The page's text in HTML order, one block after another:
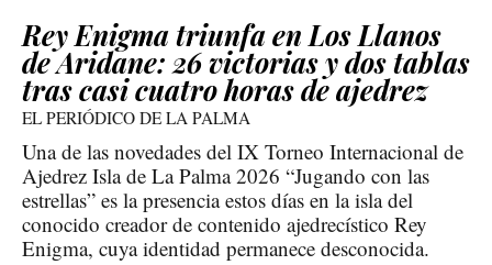
Rey Enigma triunfa en Los Llanos
de Aridane: 26 victorias y dos tablas
tras casi cuatro horas de ajedrez
EL PERIÓDICO DE LA PALMA
Una de las novedades del IX Torneo Internacional de
Ajedrez Isla de La Palma 2026 “Jugando con las
estrellas” es la presencia estos días en la isla del
conocido creador de contenido ajedrecístico Rey
Enigma, cuya identidad permanece desconocida.